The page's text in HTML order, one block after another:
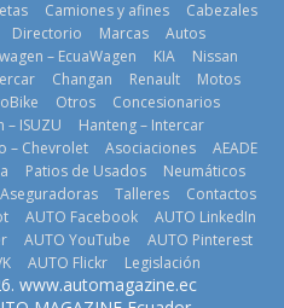
7
en 8
agosto de
12
vehículo si
permanece
varios días sin
usar?
3 de agosto de
2026
La FEDAK
Camiones y afines
Cabezales
Directorio Marcas
Autos
– EcuaWagen KIA
Nissan
Changan Renault
Motos
Otros
Concesionarios
– ISUZU
Hanteng – Intercar
– Chevrolet Asociaciones
AEADE
Patios de Usados
Neumáticos
Aseguradoras Talleres
Contactos
AUTO Facebook
AUTO LinkedIn
AUTO YouTube
AUTO Pinterest
AUTO Flickr Legislación
www.automagazine.ec